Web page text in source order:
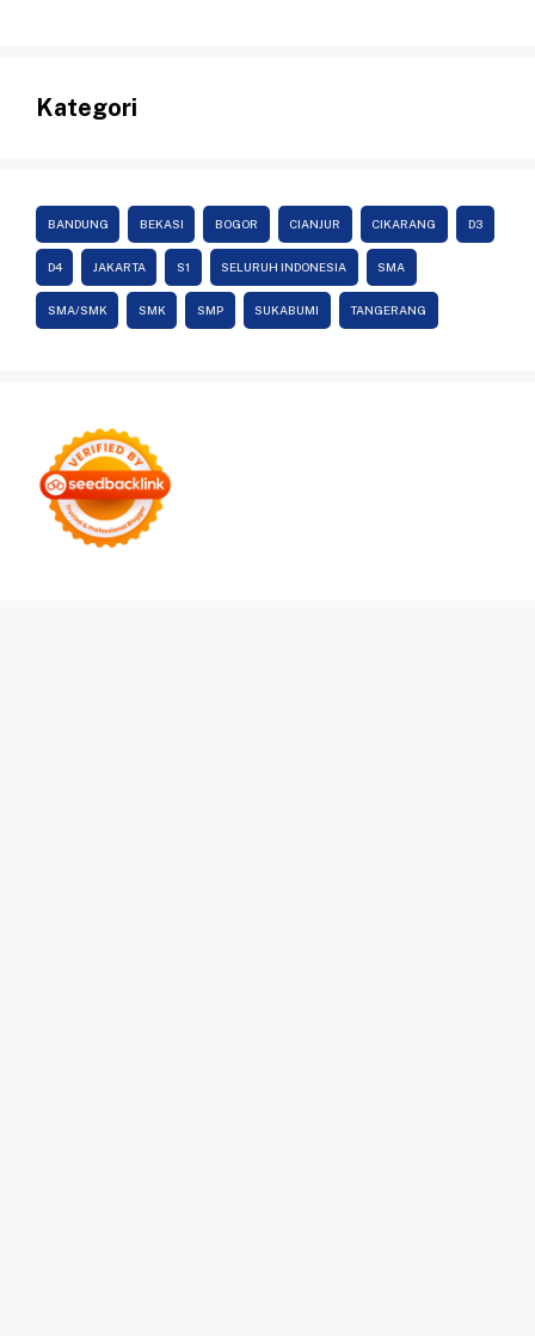
Kategori
BANDUNG BEKASI BOGOR CIANJUR CIKARANG D3
D4 JAKARTA S1 SELURUH INDONESIA SMA
SMA/SMK SMK SMP SUKABUMI TANGERANG